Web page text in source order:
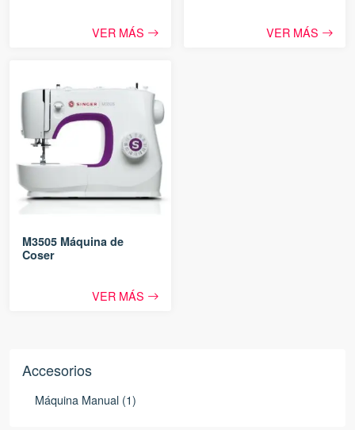
Accesorios
Máquina Manual (1)
VER MÁS VER MÁS
M3505 Máquina de
Coser
VER MÁS